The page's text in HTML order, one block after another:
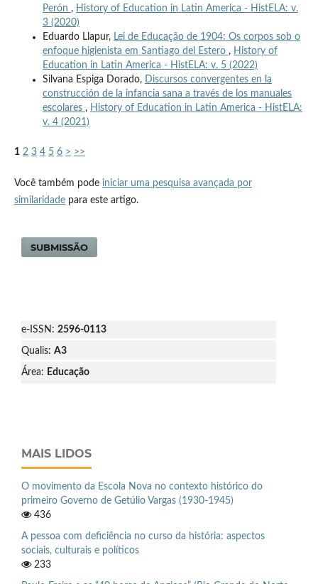
Perón , History of Education in Latin America - HistELA: v.
3 (2020)
Eduardo Llapur, Lei de Educação de 1904: Os corpos sob o
enfoque higienista em Santiago del Estero , History of
Education in Latin America - HistELA: v. 5 (2022)
Silvana Espiga Dorado,
Discursos convergentes en la
construcción de la infancia sana a través de los manuales
escolares , History of Education in Latin America - HistELA:
v. 4 (2021)
1 2 3 4 5 6 > >>
Você também pode iniciar uma pesquisa avançada por
similaridadepara este artigo.
SUBMISSÃO
e-ISSN: 2596-0113
Qualis: A3
Área: Educação
MAIS LIDOS
O movimento da Escola Nova no contexto histórico do
primeiro Governo de Getúlio Vargas (1930-1945)
436
A pessoa com deficiência no curso da história: aspectos
sociais, culturais e políticos
233